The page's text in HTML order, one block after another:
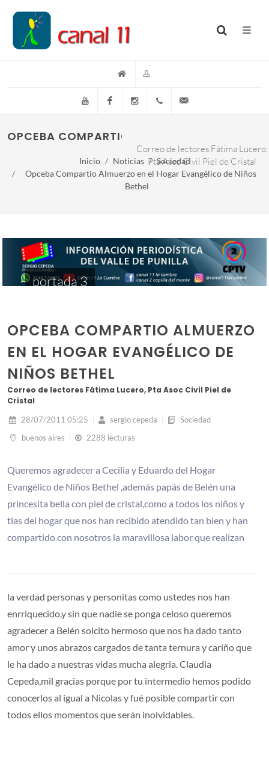
YouTube FacebookInstagram(+54)(9)3548-576073
OPCEBA COMPARTIO ALMUERZO EN EL
Correo de lectores Fátima Lucero,
Pta Asoc Civil Piel de Cristal
Inicio Noticias
Sociedad
Opceba Compartio Almuerzo en el Hogar Evangélico de Niños
Bethel
portada 3
OPCEBA COMPARTIO ALMUERZO
EN EL HOGAR EVANGÉLICO DE
NIÑOS BETHEL
Correo de lectores Fátima Lucero, Pta Asoc Civil Piel de
Cristal
28/07/2011 05:25 sergio cepeda
Sociedad
buenos aires
2288 lecturas
Queremos agradecer a Cecilia y Eduardo del Hogar
Evangélico de Niños Bethel ,además papás de Belén una
princesita bella con piel de cristal,como a todos los niños y
tias del hogar que nos han recibido atendido tan bien y han
compartido con nosotros la maravillosa labor que realizan
la verdad personas y personitas como ustedes nos han
enrriquecido,y sin que nadie se ponga celoso queremos
agradecer a Belén solcito hermoso que nos ha dado tanto
amor y unos abrazos cargados de tanta ternura y cariño que
le ha dado a nuestras vidas mucha alegria. Claudia
Cepeda,mil gracias porque por tu intermedio hemos podido
conocerlos al igual a Nicolas y fué posible compartir con
todos ellos momentos que serán inolvidables.